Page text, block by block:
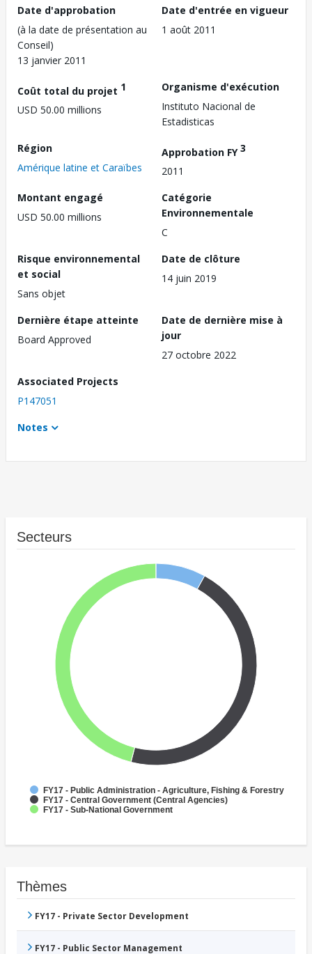
Date d'approbation
(à la date de présentation au
Conseil)
13 janvier 2011
Date d'entrée en vigueur
1 août 2011
Coût total du projet 1
USD 50.00 millions
Organisme d'exécution
Instituto Nacional de
Estadisticas
Région
Amérique latine et Caraïbes
Approbation FY3
2011
Montant engagé
USD 50.00 millions
Catégorie
Environnementale
C
Risque environnemental
et social
Sans objet
Date de clôture
14 juin 2019
Dernière étape atteinte
Board Approved
Date de dernière mise à
jour
27 octobre 2022
Associated Projects
P147051
Notes
Secteurs
FY17 - Public Administration - Agriculture, Fishing & Forestry
FY17 - Central Government (Central Agencies)
FY17 - Sub-National Government
Thèmes
FY17 - Private Sector Development
FY17 - Public Sector Management